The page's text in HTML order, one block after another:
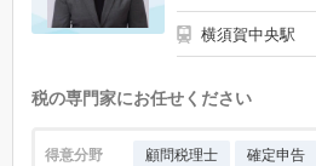
横須賀中央駅
税の専門家にお任せください
得意分野 顧問税理士 確定申告